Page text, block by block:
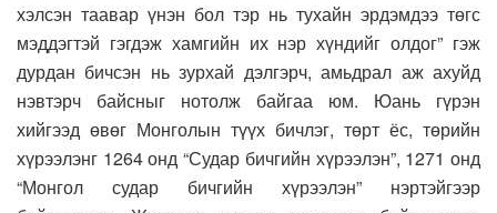
хэлсэн таавар үнэн бол тэр нь тухайн эрдэмдээ төгс
мэддэгтэй гэгдэж хамгийн их нэр хүндийг олдог” гэж
дурдан бичсэн нь зурхай дэлгэрч, амьдрал аж ахуйд
нэвтэрч байсныг нотолж байгаа юм. Юань гүрэн
хийгээд өвөг Монголын түүх бичлэг, төрт ёс, төрийн
хүрээлэнг 1264 онд “Судар бичгийн хүрээлэн”, 1271 онд
“Монгол судар бичгийн хүрээлэн” нэртэйгээр